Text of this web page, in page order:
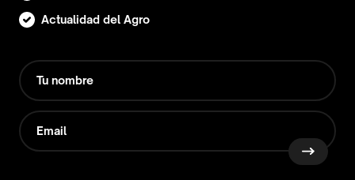
Actualidad del Agro